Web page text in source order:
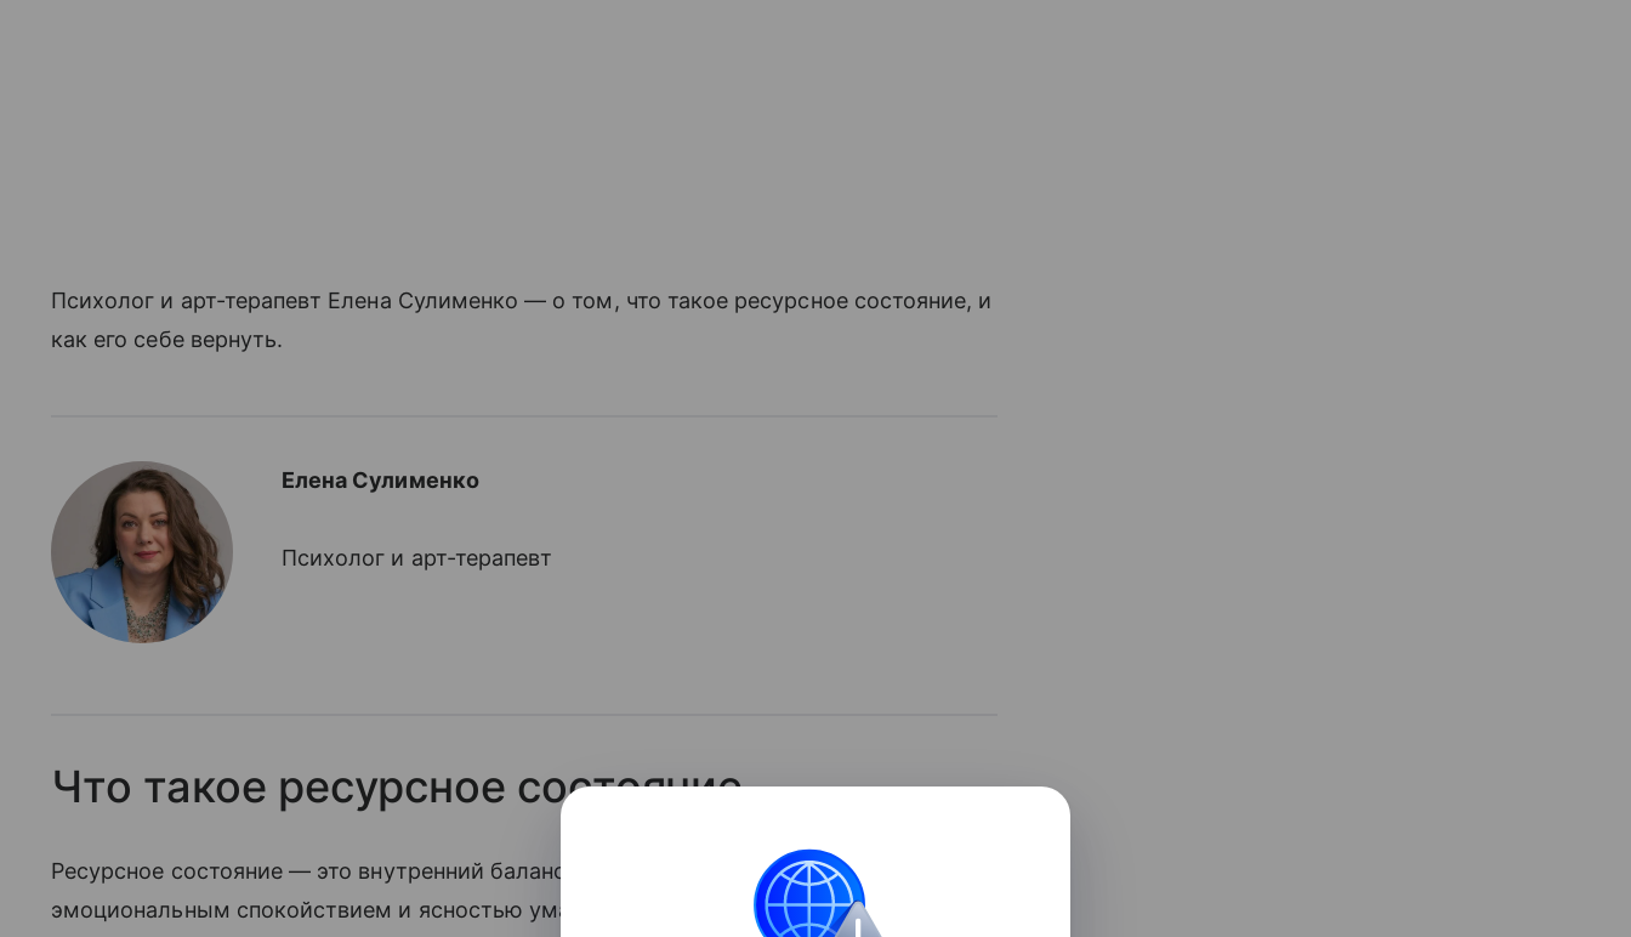
Психолог и арт-терапевт Елена Сулименко — о том, что такое ресурсное состояние, и
как его себе вернуть.
Елена Сулименко
Психолог и арт-терапевт
Что такое ресурсное состояние
Ресурсное состояние — это внутренний баланс между физической энергией,
эмоциональным спокойствием и ясностью ума. Это то состояние, когда хватает сил